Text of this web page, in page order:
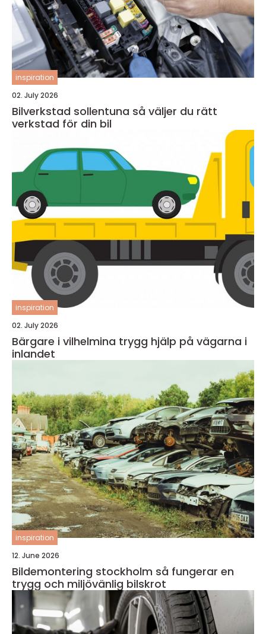
inspiration
02. July 2026
Bilverkstad sollentuna så väljer du rätt
verkstad för din bil
inspiration
02. July 2026
Bärgare i vilhelmina trygg hjälp på vägarna i
inlandet
inspiration
12. June 2026
Bildemontering stockholm så fungerar en
trygg och miljövänlig bilskrot